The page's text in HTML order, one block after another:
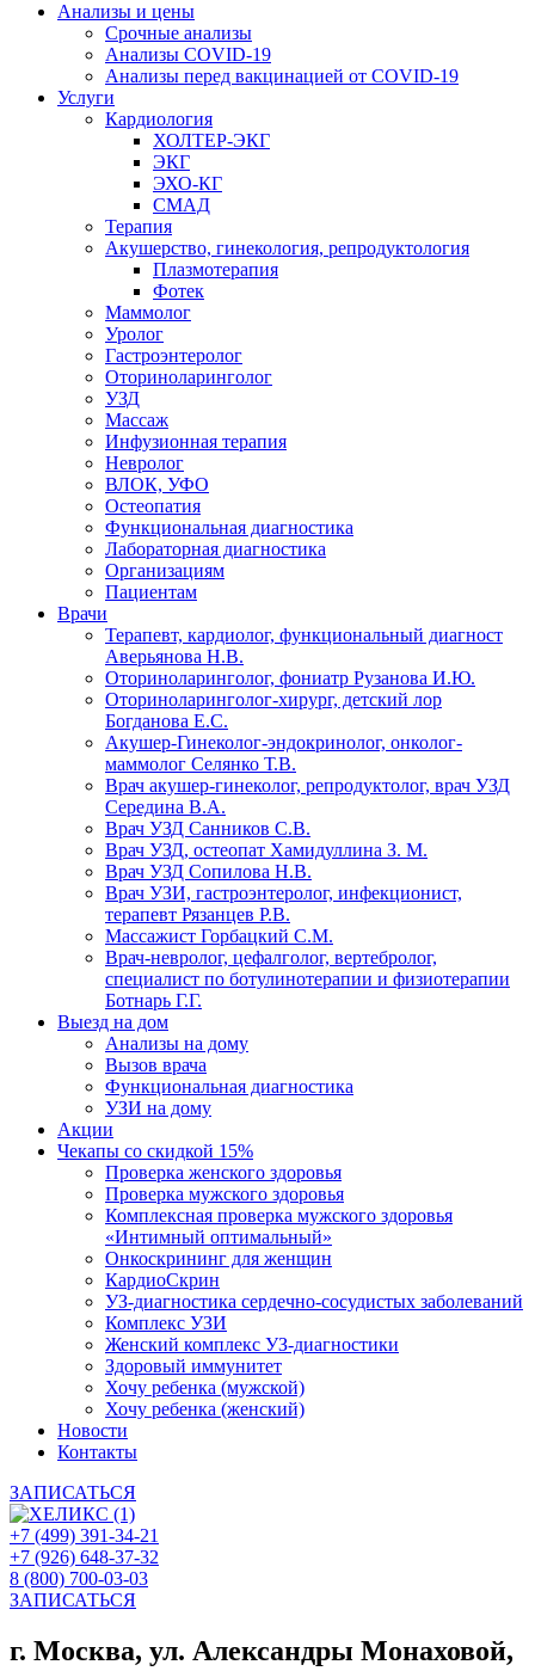
Анализы и цены
Срочные анализы
Анализы COVID-19
Анализы перед вакцинацией от COVID-19
Услуги
Кардиология
ХОЛТЕР-ЭКГ
ЭКГ
ЭХО-КГ
СМАД
Терапия
Акушерство, гинекология, репродуктология
Плазмотерапия
Фотек
Маммолог
Уролог
Гастроэнтеролог
Оториноларинголог
УЗД
Массаж
Инфузионная терапия
Невролог
ВЛОК, УФО
Остеопатия
Функциональная диагностика
Лабораторная диагностика
Организациям
Пациентам
Врачи
Терапевт, кардиолог, функциональный диагност
Аверьянова Н.В.
Оториноларинголог, фониатр Рузанова И.Ю.
Оториноларинголог-хирург, детский лор
Богданова Е.С.
Акушер-Гинеколог-эндокринолог, онколог-
маммолог Селянко Т.В.
Врач акушер-гинеколог, репродуктолог, врач УЗД
Середина В.А.
Врач УЗД Санников С.В.
Врач УЗД, остеопат Хамидуллина З. М.
Врач УЗД Сопилова Н.В.
Врач УЗИ, гастроэнтеролог, инфекционист,
терапевт Рязанцев Р.В.
Массажист Горбацкий С.М.
Врач-невролог, цефалголог, вертебролог,
специалист по ботулинотерапии и физиотерапии
Ботнарь Г.Г.
Выезд на дом
Анализы на дому
Вызов врача
Функциональная диагностика
УЗИ на дому
Акции
Чекапы со скидкой 15%
Проверка женского здоровья
Проверка мужского здоровья
Комплексная проверка мужского здоровья
«Интимный оптимальный»
Онкоcкрининг для женщин
КардиоСкрин
УЗ-диагностика сердечно-сосудистых заболеваний
Комплекс УЗИ
Женский комплекс УЗ-диагностики
Здоровый иммунитет
Хочу ребенка (мужской)
Хочу ребенка (женский)
Новости
Контакты
ЗАПИСАТЬСЯ
+7 (499) 391-34-21
+7 (926) 648-37-32
8 (800) 700-03-03
ЗАПИСАТЬСЯ
г. Москва, ул. Александры Монаховой,